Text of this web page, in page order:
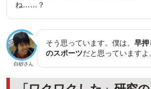
ね……？
白砂さん
そう思っています。僕は、早押
のスポーツだと思っていますよ